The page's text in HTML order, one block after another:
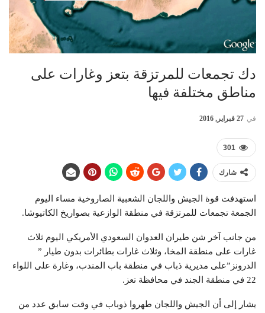
دك تجمعات للمرتزقة بتعز وغارات على
مناطق مختلفة فيها
في 27 فبراير, 2016
301
شارك
استهدفت قوة الجيش واللجان الشعبية الصاروخية مساء اليوم
الجمعة تجمعات للمرتزقة في منطقة الوازعية بصواريخ الكاتيوشا.
من جانب آخر شن طيران العدوان السعودي الأمريكي اليوم ثلاث
غارات على منطقة المخا، وثلاث غارات بطائرات بدون طيار ”
الدرونز”على مديرية ذباب في منطقة باب المندب، وغارة على اللواء
22 في منطقة الجند في محافظة تعز.
يشار إلى أن الجيش واللجان طهروا ذوباب في وقت سابق عدد من